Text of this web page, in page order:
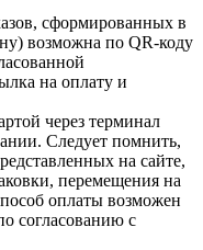
сформированных в
возможна по QR-коду
на оплату и
через терминал
Следует помнить,
на сайте,
перемещения на
оплаты возможен
согласованию с